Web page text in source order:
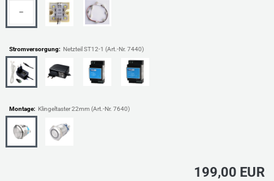
Stromversorgung: Netzteil ST12-1 (Art.-Nr. 7440)
Montage: Klingeltaster 22mm (Art.-Nr. 7640)
199,00 EUR